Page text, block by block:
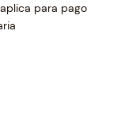
para pago